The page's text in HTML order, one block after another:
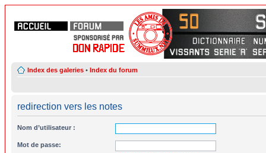
Index des galeries • Index du forum
redirection vers les notes
Nom d’utilisateur :
Mot de passe: